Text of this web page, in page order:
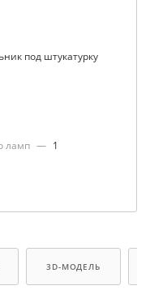
под штукатурку
ламп — 1
3D-МОДЕЛЬ